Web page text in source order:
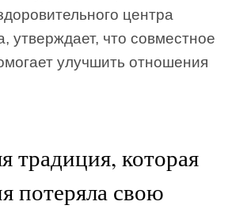
центра
утверждает, что совместное
улучшить отношения
традиция, которая
потеряла свою